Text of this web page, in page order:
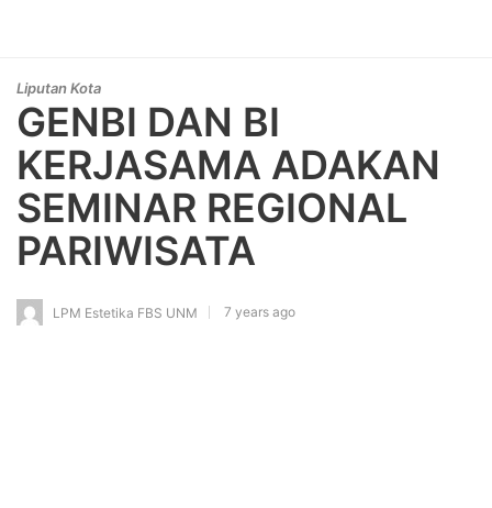
Liputan Kota
GENBI DAN BI
KERJASAMA ADAKAN
SEMINAR REGIONAL
PARIWISATA
LPM Estetika FBS UNM 7 years ago